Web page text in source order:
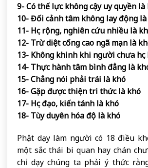
9- Có thế lực không cậy uy quyền là
10- Đối cảnh tâm không lay động
11- Học rộng, nghiên cứu nhiều là
12- Trừ diệt cống cao ngã mạn là
13- Không khinh khi người chưa học
14- Thực hành tâm bình đẳng là
15- Chẳng nói phải trái là khó
16- Gặp được thiện tri thức là khó
17- Học đạo, kiến tánh là khó
18- Tùy duyên hóa độ là khó
Phật dạy làm người có 18 điều
một sắc thái bi quan hay chán
chỉ dạy chúng ta phải ý thức